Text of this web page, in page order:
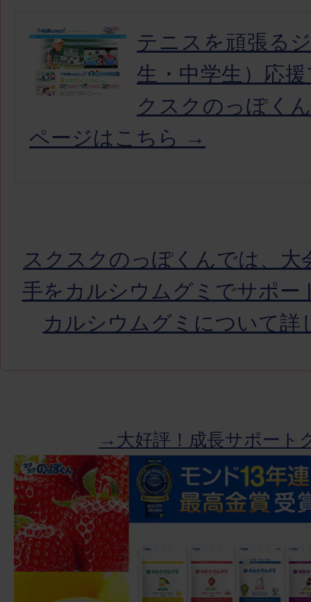
テニスを頑張る
生・中学生）応
クスクのっぽく
ページはこちら →
スクスクのっぽくんでは、大
手をカルシウムグミでサポー
カルシウムグミについて詳
→大好評！成長サポート